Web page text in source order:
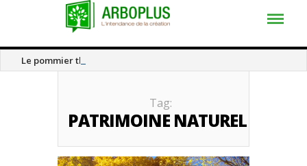
Le pommier thé
Tag:
PATRIMOINE NATUREL